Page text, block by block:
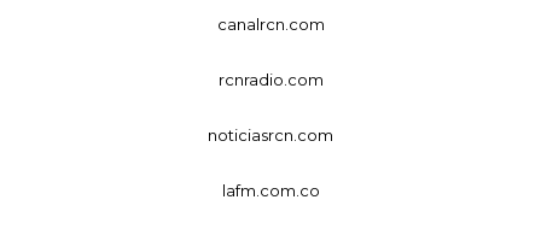
canalrcn.com
rcnradio.com
noticiasrcn.com
lafm.com.co